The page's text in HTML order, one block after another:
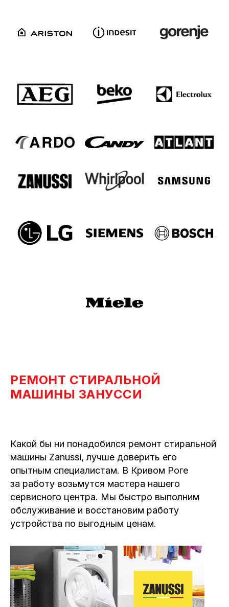
РЕМОНТ СТИРАЛЬНОЙ
МАШИНЫ ЗАНУССИ
Какой бы ни понадобился ремонт стиральной
машины Zanussi, лучше доверить его
опытным специалистам. В Кривом Роге
за работу возьмутся мастера нашего
сервисного центра. Мы быстро выполним
обслуживание и восстановим работу
устройства по выгодным ценам.